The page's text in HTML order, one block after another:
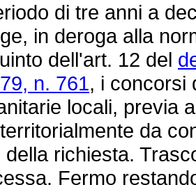
di tre anni a
in deroga alla
dell'art. 12 del
n. 761, i concorsi
locali, previa
da
della richiesta.
Fermo